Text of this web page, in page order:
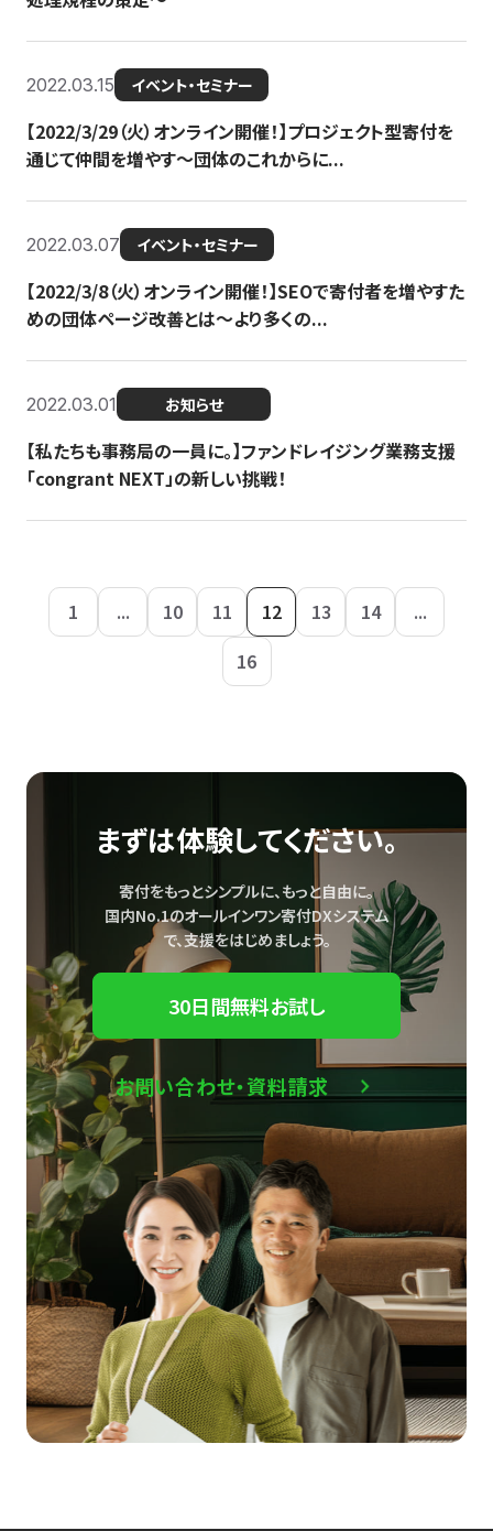
2022.03.15 イベント・セミナー
【2022/3/29（火）オンライン開催！】プロジェクト型寄付を
通じて仲間を増やす～団体のこれからに...
2022.03.07 イベント・セミナー
【2022/3/8（火）オンライン開催！】SEOで寄付者を増やすた
めの団体ページ改善とは～より多くの...
2022.03.01 お知らせ
【私たちも事務局の一員に。】ファンドレイジング業務支援
「congrant NEXT」の新しい挑戦！
1 ... 10 11 12 13 14
...
16
まずは体験してください。
寄付をもっとシンプルに、もっと自由に。
国内No.1のオールインワン寄付DXシステム
で、支援をはじめましょう。
30日間無料お試し
お問い合わせ・資料請求